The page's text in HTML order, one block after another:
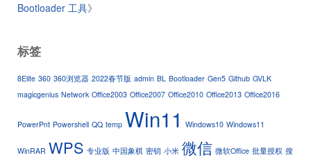
Bootloader 工具》
标签
8Elite 360 360浏览器 2022春节版 admin BL Bootloader Gen5 Github GVLK
magicgenius Network Office2003 Office2007 Office2010 Office2013 Office2016
PowerPnt Powershell QQ temp Win11 Windows10 Windows11
WinRAR WPS 专业版 中国象棋 密钥 小米 微信 微软Office 批量授权 搜